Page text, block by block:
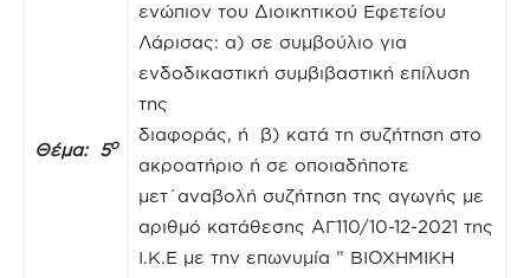
Θέμα: 5ο
ενώπιον του Διοικητικού Εφετείου
Λάρισας: α) σε συμβούλιο για
ενδοδικαστική συμβιβαστική επίλυση
της
διαφοράς, ή β) κατά τη συζήτηση στο
ακροατήριο ή σε οποιαδήποτε
μετ΄αναβολή συζήτηση της αγωγής με
αριθμό κατάθεσης ΑΓ110/10-12-2021 της
Ι.Κ.Ε με την επωνυμία ” ΒΙΟΧΗΜΙΚΗ